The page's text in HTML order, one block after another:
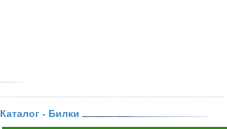
Каталог - Билки